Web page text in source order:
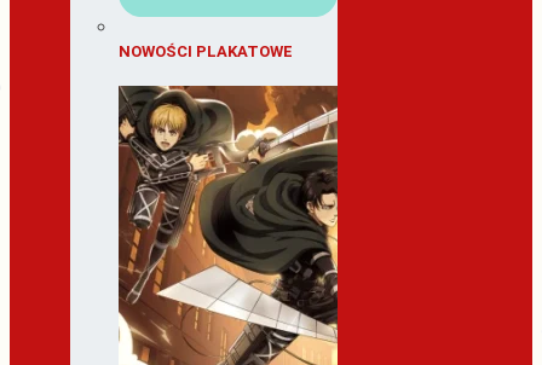
NOWOŚCI PLAKATOWE